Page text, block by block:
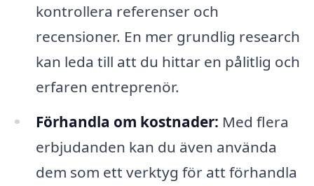
kontrollera referenser och
recensioner. En mer grundlig research
kan leda till att du hittar en pålitlig och
erfaren entreprenör.
Förhandla om kostnader: Med flera
erbjudanden kan du även använda
dem som ett verktyg för att förhandla